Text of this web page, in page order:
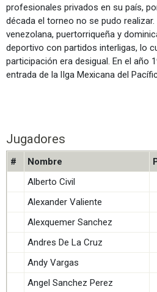
profesionales privados en su país,
década el torneo no se pudo realizar.
venezolana, puertorriqueña y
deportivo con partidos interligas, lo
participación era desigual. En el año
entrada de la lIga Mexicana del
Jugadores
# Nombre
Alberto Civil
Alexander Valiente
Alexquemer Sanchez
Andres De La Cruz
Andy Vargas
Angel Sanchez Perez